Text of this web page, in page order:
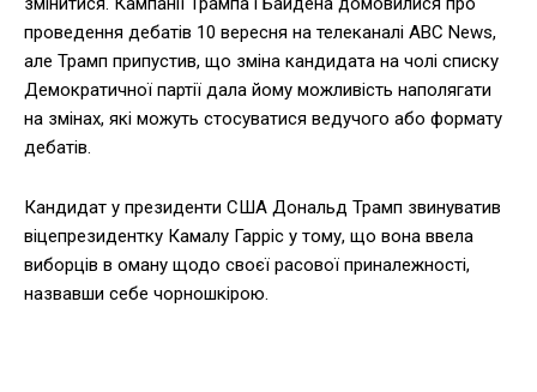
проведення дебатів 10 вересня на телеканалі ABC News,
але Трамп припустив, що зміна кандидата на чолі списку
Демократичної партії дала йому можливість наполягати
на змінах, які можуть стосуватися ведучого або формату
дебатів.
Кандидат у президенти США Дональд Трамп звинуватив
віцепрезидентку Камалу Гарріс у тому, що вона ввела
виборців в оману щодо своєї расової приналежності,
назвавши себе чорношкірою.